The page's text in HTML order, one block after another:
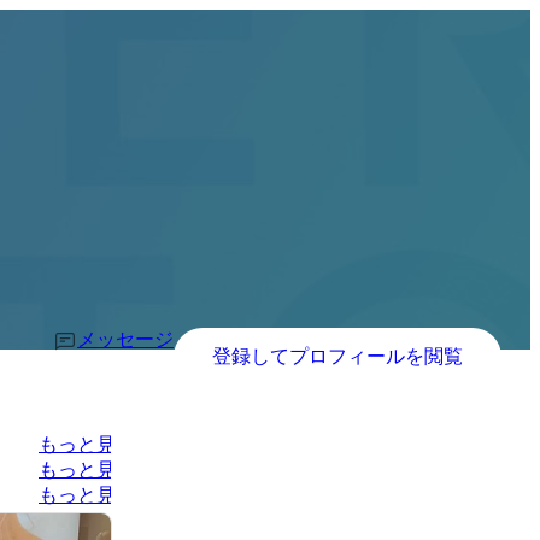
メッセージ
登録してプロフィールを閲覧
もっと見る
もっと見る
もっと見る